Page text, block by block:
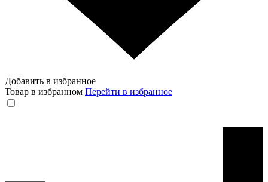
Добавить в избранное
Товар в избранном Перейти в избранное